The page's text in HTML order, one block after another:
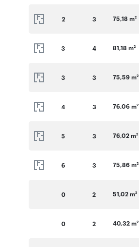
2 3 75,18 m2
3 4 81,18 m2
3 3 75,59 m2
4 3 76,06 m2
5 3 76,02 m2
6 3 75,86 m2
0 2 51,02 m2
0 2 40,32 m2